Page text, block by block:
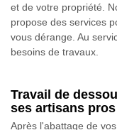
et de votre propriété.
propose des services
vous dérange. Au
besoins de travaux.
Travail de
ses artisans pros
Après l'abattage de